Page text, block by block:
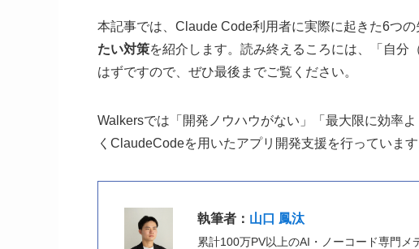
本記事では、Claude Code利用者に実際に起きた6つの
たい対策を紹介します。読み終えるころには、「自分
はずですので、ぜひ最後までご覧ください。
Walkersでは「開発ノウハウがない」「最大限に効率
くClaudeCodeを用いたアプリ開発支援を行っていま
執筆者： 山口 鳳汰
累計100万PV以上のAI・ノーコード専門メ